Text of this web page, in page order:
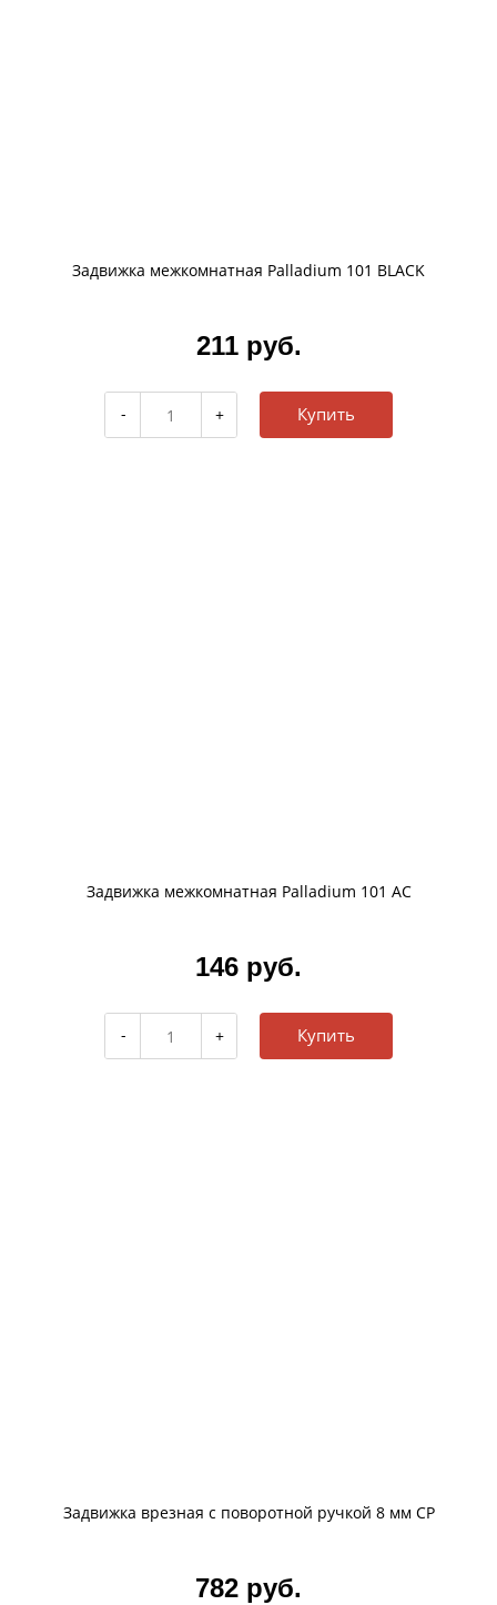
Задвижка межкомнатная Palladium 101 BLACK
211 руб.
Купить
Задвижка межкомнатная Palladium 101 AC
146 руб.
Купить
Задвижка врезная с поворотной ручкой 8 мм CP
782 руб.